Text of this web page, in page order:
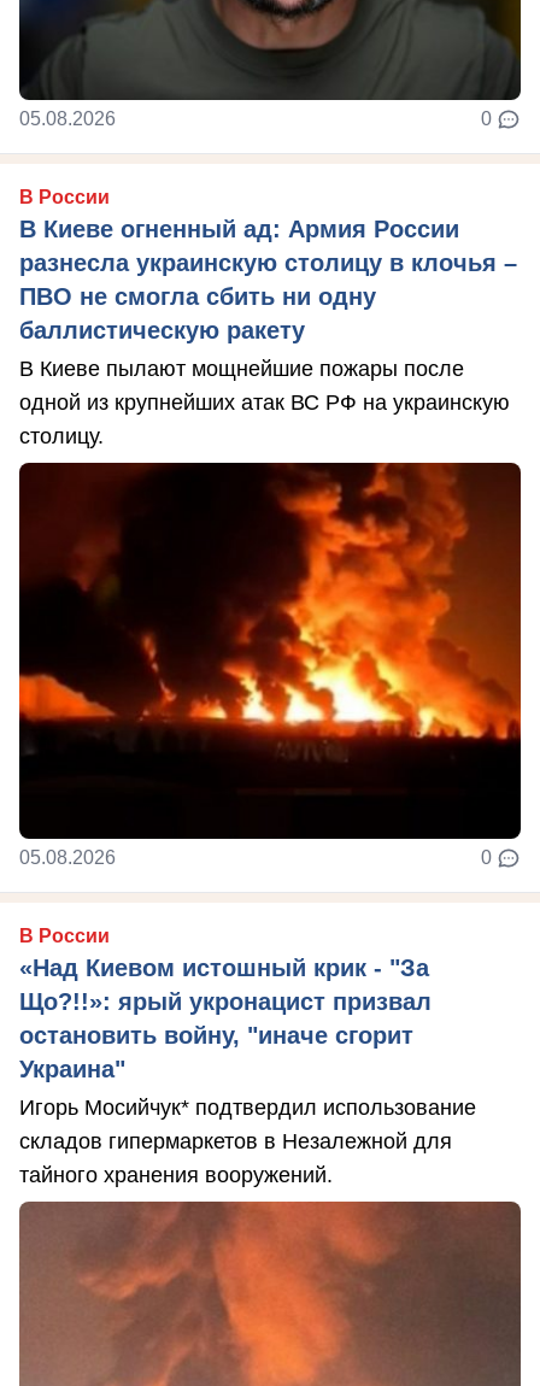
05.08.2026 0
В России
В Киеве огненный ад: Армия России
разнесла украинскую столицу в клочья –
ПВО не смогла сбить ни одну
баллистическую ракету
В Киеве пылают мощнейшие пожары после
одной из крупнейших атак ВС РФ на украинскую
столицу.
05.08.2026 0
В России
«Над Киевом истошный крик - "За
Що?!!»: ярый укронацист призвал
остановить войну, "иначе сгорит
Украина"
Игорь Мосийчук* подтвердил использование
складов гипермаркетов в Незалежной для
тайного хранения вооружений.